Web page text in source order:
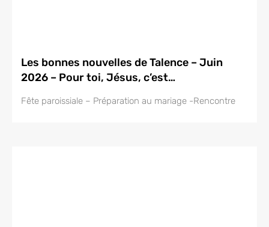
Les bonnes nouvelles de Talence – Juin
2026 – Pour toi, Jésus, c’est…
Fête paroissiale – Préparation au mariage -Rencontre